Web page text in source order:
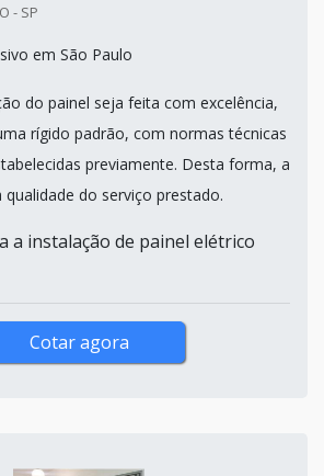
- SP
em São Paulo
do painel seja feita com excelência,
rígido padrão, com normas técnicas
previamente. Desta forma, a
do serviço prestado.
a instalação de painel elétrico
Cotar agora